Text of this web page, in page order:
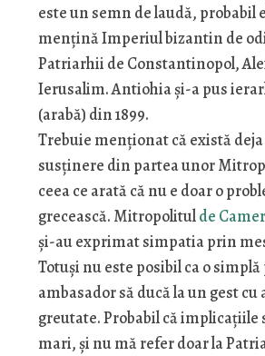
este un semn de laudă, probabil
mențină Imperiul bizantin de
Patriarhii de Constantinopol,
Ierusalim. Antiohia și-a pus
(arabă) din 1899.
Trebuie menționat că există
susținere din partea unor
ceea ce arată că nu e doar o
grecească. Mitropolitulde
și-au exprimat simpatia prin
Totuși nu este posibil ca o
ambasador să ducă la un gest cu
greutate. Probabil că
mari, și nu mă refer doar la